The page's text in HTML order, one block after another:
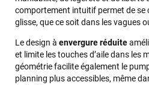
comportement intuitif permet de se
glisse, que ce soit dans les vagues
Le design à envergure réduite
et limite les touches d’aile dans les
géométrie facilite également le
planning plus accessibles, même